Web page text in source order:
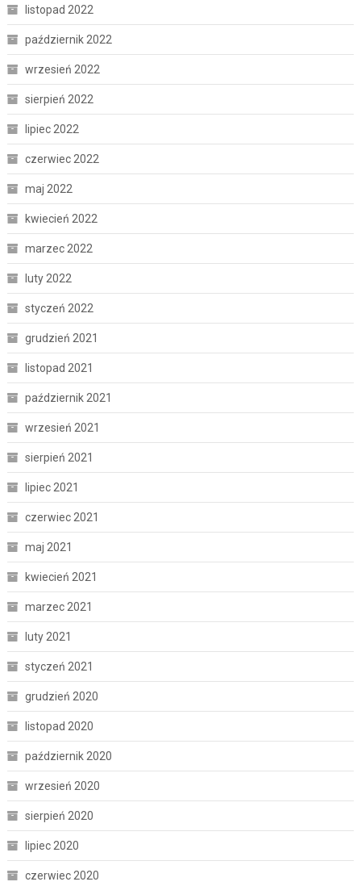
listopad 2022
październik 2022
wrzesień 2022
sierpień 2022
lipiec 2022
czerwiec 2022
maj 2022
kwiecień 2022
marzec 2022
luty 2022
styczeń 2022
grudzień 2021
listopad 2021
październik 2021
wrzesień 2021
sierpień 2021
lipiec 2021
czerwiec 2021
maj 2021
kwiecień 2021
marzec 2021
luty 2021
styczeń 2021
grudzień 2020
listopad 2020
październik 2020
wrzesień 2020
sierpień 2020
lipiec 2020
czerwiec 2020